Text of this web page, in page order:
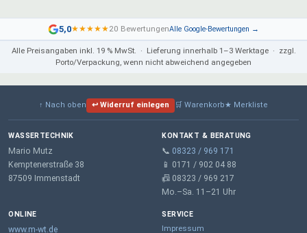
5,0★★★★★20 BewertungenAlle Google-Bewertungen →
Alle Preisangaben inkl. 19 % MwSt. · Lieferung innerhalb 1–3 Werktage · zzgl.
Porto/Verpackung, wenn nicht abweichend angegeben
↑ Nach oben ↩ Widerruf einlegen 🛒 Warenkorb★ Merkliste
WASSERTECHNIK
Mario Mutz
Kemptenerstraße 38
87509 Immenstadt
KONTAKT & BERATUNG
📞 08323 / 969 171
📱 0171 / 902 04 88
📠 08323 / 969 217
Mo.–Sa. 11–21 Uhr
ONLINE
www.m-wt.de
SERVICE
Impressum